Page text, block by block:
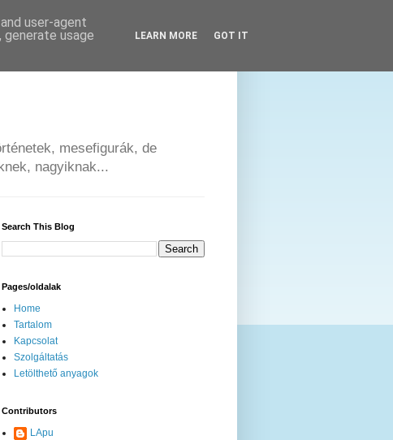
mesefigurák, de
nagyiknak...
Search This Blog
Pages/oldalak
Home
Tartalom
Kapcsolat
Szolgáltatás
Letölthető anyagok
Contributors
LApu
user-agent
usage
LEARN MORE GOT IT